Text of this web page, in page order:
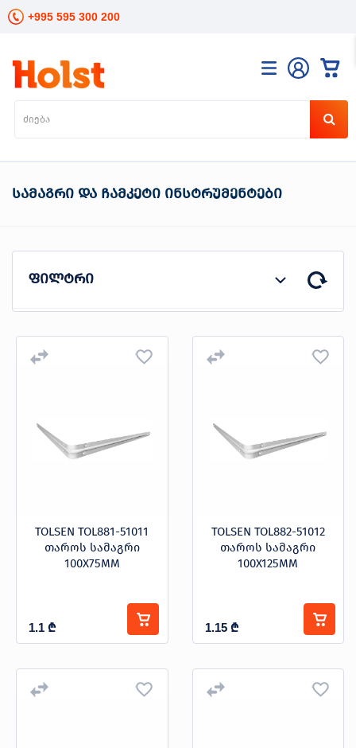
+995 595 300 200
სამაგრი და ჩამკეტი ინსტრუმენტები
ფილტრი
პროდუტის ტიპი
თაროს სამაგრი
ნივთის ასაღები
ხამუთი
-
TOLSEN TOL881-51011
თაროს სამაგრი
100X75MM
1.1 ₾
TOLSEN TOL882-51012
თაროს სამაგრი
100X125MM
1.15 ₾
კატალოგი
განათება
ინსტრუმენტები
ელექტრო
ინსტრუმენტები
და
გათბობა
მცენარეთა
სეზონური
პროდუქცია
სოც.
ქსელები